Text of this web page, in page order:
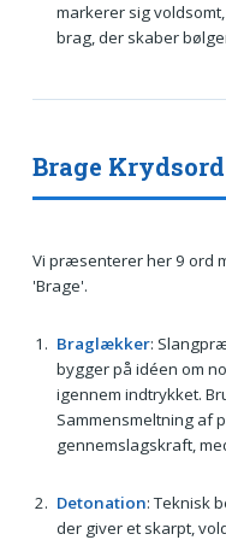
markerer sig
brag, der skaber
Brage
Vi præsenterer her 9 ord
'Brage'.
Braglækker:
bygger på idéen om
igennem indtrykket.
Sammensmeltning af
gennemslagskraft,
Detonation: Teknisk
der giver et skarpt,